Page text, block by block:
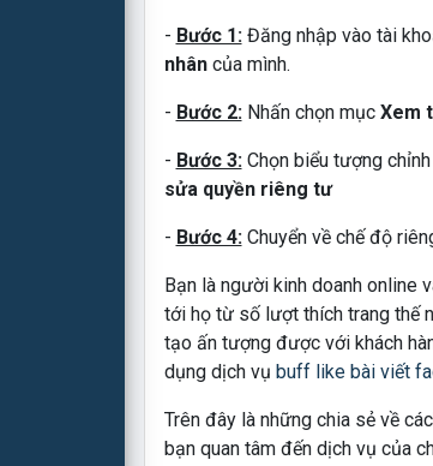
- Bước 1:Đăng nhập vào tài
nhâncủa mình.
- Bước 2:Nhấn chọn mục Xem
- Bước 3:Chọn biểu tượng
sửa quyền riêng tư
- Bước 4:Chuyển về chế độ
Bạn là người kinh doanh online
tới họ từ số lượt thích trang thế
tạo ấn tượng được với khách
dụng dịch vụ buff like bài viết
Trên đây là những chia sẻ về
bạn quan tâm đến dịch vụ của